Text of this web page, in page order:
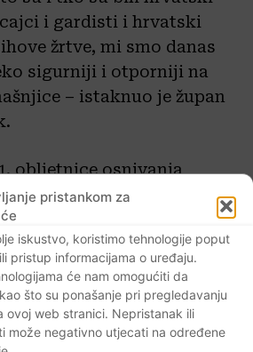
pristankom za
iskustvo, koristimo tehnologije poput
pristup informacijama o uređaju.
će nam omogućiti da
što su ponašanje pri pregledavanju
ovoj web stranici. Nepristanak ili
može negativno utjecati na određene
i gardisti i hrvatski
žrtve, mi smo danas
sigurniji i otporniji na
– istaknuo je župan
obljetnice osnivanja
je čitanjem povjesnice i
branitelja, a prije toga
misa u crkvi Dobrog
su bili i načelnik PU
Benčić, gradonačelnik
Bosilj i brojni drugi